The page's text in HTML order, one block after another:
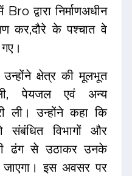
द्वारा निर्माणअधीन
कर,दौरे के पश्चात वे
उन्होंने क्षेत्र की मूलभूत
पेयजल एवं अन्य
ली। उन्होंने कहा कि
विभागों और
ढंग से उठाकर उनके
जाएगा। इस अवसर पर